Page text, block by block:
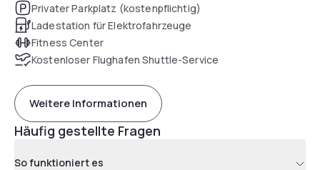
Privater Parkplatz (kostenpflichtig)
Ladestation für Elektrofahrzeuge
Fitness Center
Kostenloser Flughafen Shuttle-Service
Weitere Informationen
Häufig gestellte Fragen
So funktioniert es